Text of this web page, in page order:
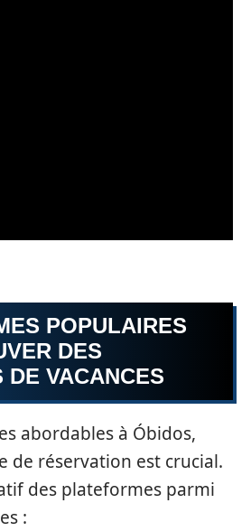
POPULAIRES
DES
DE VACANCES
abordables à Óbidos,
de réservation est crucial.
des plateformes parmi
: